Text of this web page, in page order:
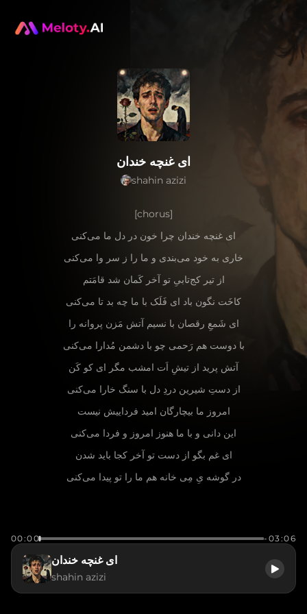
ای غنچه خندان
shahin azizi
[chorus]
ای غنچه خندان چرا خون در دل ما می‌کنی
خاری به خود می‌بندی و ما را ز سر وا می‌کنی
از تیر کج‌تابیِ تو آخر کَمان شد قامَتم
کاخَت نگون باد ای فَلَک با ما چه بد تا می‌کنی
ای شَمعِ رقصان با نسیم آتش مَزن پروانه را
با دوست هم رَحمی چو با دشمن مُدارا می‌کنی
آتش پرید از تیشِ اَت امشب مگر ای کو کَن
از دستِ شیرین دردِ دل با سنگ خارا می‌کنی
امروز ما بیچارگان امید فرداییش نیست
این دانی و با ما هنوز امروز و فردا می‌کنی
ای غم بگو از دست تو آخر کجا باید شدن
در گوشه یِ مِی‌ خانه هم ما را تو پیدا می‌کنی
00:00 -03:06
ای غنچه خندان
shahin azizi